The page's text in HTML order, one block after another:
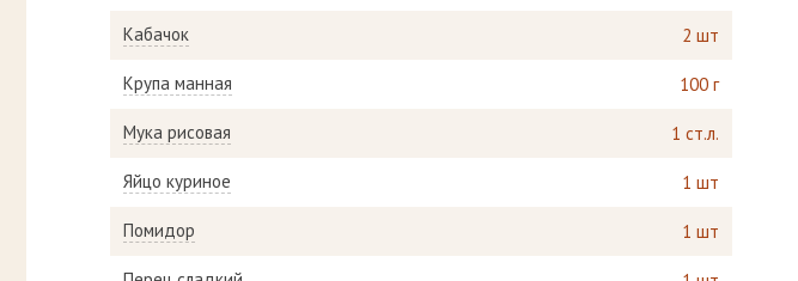
Кабачок 2 шт
Крупа манная 100 г
Мука рисовая 1 ст.л.
Яйцо куриное 1 шт
Помидор 1 шт